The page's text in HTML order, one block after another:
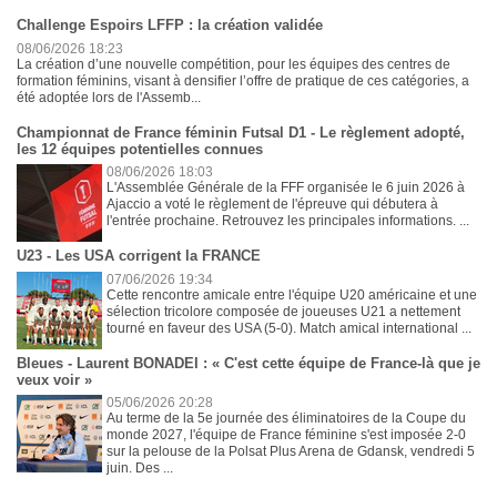
Challenge Espoirs LFFP : la création validée
08/06/2026 18:23
La création d’une nouvelle compétition, pour les équipes des centres de
formation féminins, visant à densifier l’offre de pratique de ces catégories, a
été adoptée lors de l'Assemb...
Championnat de France féminin Futsal D1 - Le règlement adopté,
les 12 équipes potentielles connues
08/06/2026 18:03
L'Assemblée Générale de la FFF organisée le 6 juin 2026 à
Ajaccio a voté le règlement de l'épreuve qui débutera à
l'entrée prochaine. Retrouvez les principales informations. ...
U23 - Les USA corrigent la FRANCE
07/06/2026 19:34
Cette rencontre amicale entre l'équipe U20 américaine et une
sélection tricolore composée de joueuses U21 a nettement
tourné en faveur des USA (5-0). Match amical international ...
Bleues - Laurent BONADEI : « C'est cette équipe de France-là que je
veux voir »
05/06/2026 20:28
Au terme de la 5e journée des éliminatoires de la Coupe du
monde 2027, l'équipe de France féminine s'est imposée 2-0
sur la pelouse de la Polsat Plus Arena de Gdansk, vendredi 5
juin. Des ...